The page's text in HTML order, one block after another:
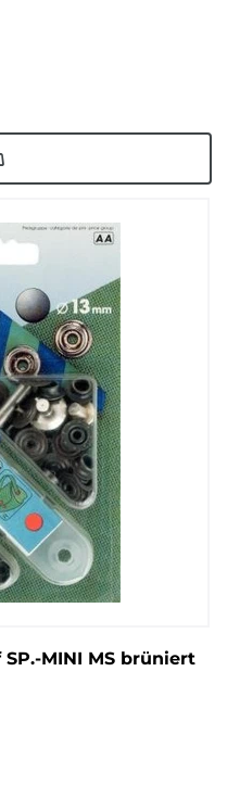
MINI MS brüniert